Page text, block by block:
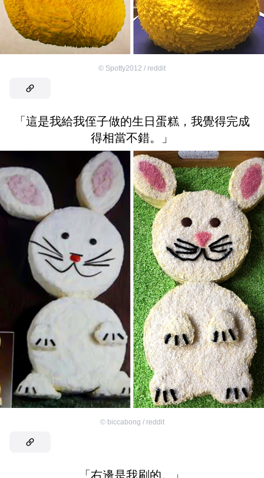
© Spotty2012 / reddit
「這是我給我侄子做的生日蛋糕，我覺得完成
得相當不錯。」
© biccabong / reddit
「右邊是我刷的。」